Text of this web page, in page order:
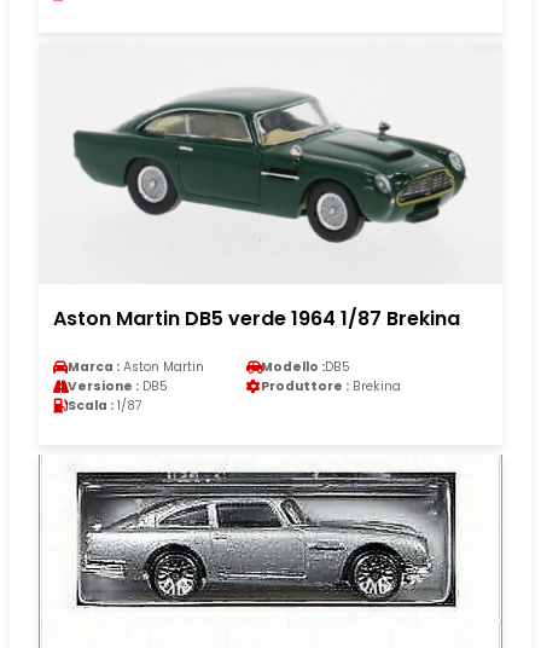
Aston Martin DB5 verde 1964 1/87 Brekina
Marca : Aston Martin Modello :DB5
Versione : DB5 Produttore : Brekina
Scala : 1/87